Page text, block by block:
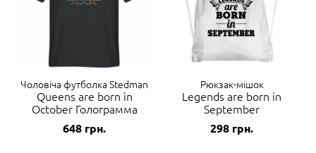
Чоловіча футболка Stedman
Queens are born in
October Голограмма
648 грн.
Рюкзак-мішок
Legends are born in
September
298 грн.